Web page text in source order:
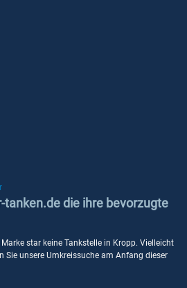
tanken.de die ihre bevorzugte
star keine Tankstelle in Kropp. Vielleicht
Sie unsere Umkreissuche am Anfang dieser